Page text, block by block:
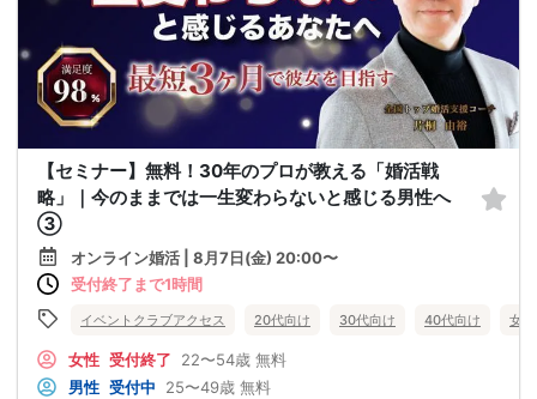
【セミナー】無料！30年のプロが教える「婚活戦
略」｜今のままでは一生変わらないと感じる男性へ
③
オンライン婚活 | 8月7日(金) 20:00〜
受付終了まで1時間
イベントクラブアクセス 20代向け 30代向け 40代向け 女
女性 受付終了 22〜54歳 無料
男性 受付中 25〜49歳 無料